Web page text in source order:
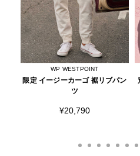
AOURE
別注先行 PABLO/パブロ フェー
ドTシャツ
¥7,700